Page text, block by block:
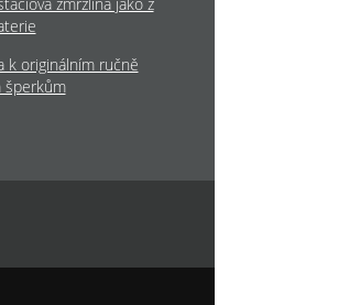
zmrzlina jako z
k originálním ručně
šperkům